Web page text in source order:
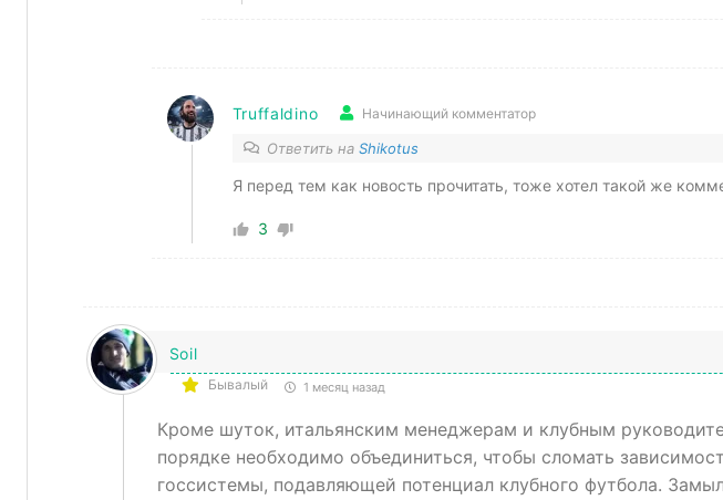
Truffaldino Начинающий комментатор
Ответить на Shikotus
Я перед тем как новость прочитать, тоже хотел такой же
3
Soil
Бывалый 1 месяц назад
Кроме шуток, итальянским менеджерам и клубным
порядке необходимо объединиться, чтобы сломать
госсистемы, подавляющей потенциал клубного футбола.